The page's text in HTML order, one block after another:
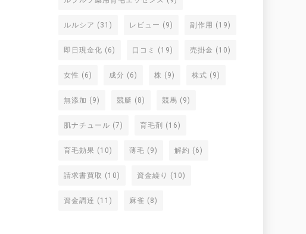
ルルシア (31) レビュー (9) 副作用 (19)
即日現金化 (6) 口コミ (19) 売掛金 (10)
女性 (6) 成分 (6) 株 (9) 株式 (9)
無添加 (9) 競艇 (8) 競馬 (9)
肌ナチュール (7) 育毛剤 (16)
育毛効果 (10) 薄毛 (9) 解約 (6)
請求書買取 (10) 資金繰り (10)
資金調達 (11) 麻雀 (8)